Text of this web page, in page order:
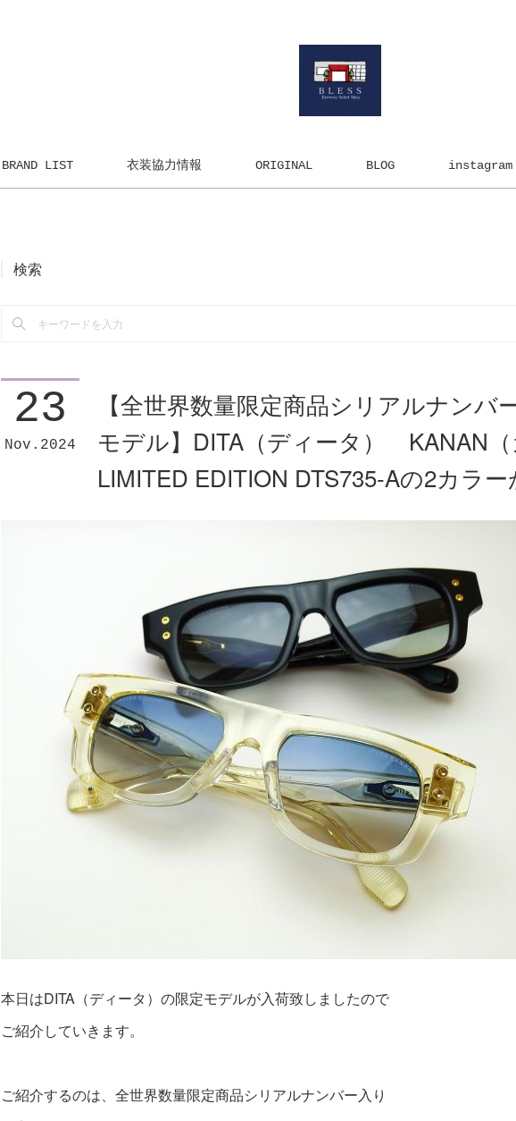
BRAND LIST 衣装協力情報 ORIGINAL BLOG instagram
検索
23
Nov 2024
【全世界数量限定商品シリアルナンバ
モデル】DITA（ディータ） KANAN（
LIMITED EDITION DTS735-Aの2カラー
本日はDITA（ディータ）の限定モデルが入荷致しましたので
ご紹介していきます。
ご紹介するのは、全世界数量限定商品シリアルナンバー入り